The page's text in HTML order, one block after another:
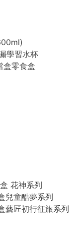
學習水杯
盒零食盒
花神系列
兒童酷夢系列
藝匠初行征旅系列